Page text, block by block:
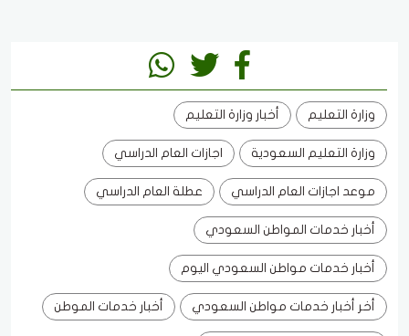
وزارة التعليم أخبار وزارة التعليم
وزارة التعليم السعودية اجازات العام الدراسي
موعد اجازات العام الدراسي عطلة العام الدراسي
أخبار خدمات المواطن السعودي
أخبار خدمات مواطن السعودي اليوم
أخر أخبار خدمات مواطن السعودي أخبار خدمات الموطن